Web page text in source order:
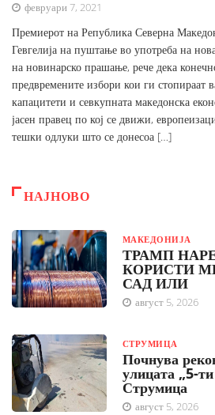
февруари 7, 2021
Премиерот на Република Северна
Гевгелија на пуштање во употреба на
на новинарско прашање, рече дека
предвремените избори кои ги стопираат
капацитети и севкупната македонска
јасен правец по кој се движи,
тешки одлуки што се донесоа […]
НАЈНОВО
МАКЕДОНИЈА
ТРАМП
КОРИСТИ
САД ИЛИ
август 5, 2026
СТРУМИЦА
Почнува
улицата „5-
Струмица
август 5, 2026